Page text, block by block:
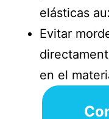
elásticas
Evitar
en el